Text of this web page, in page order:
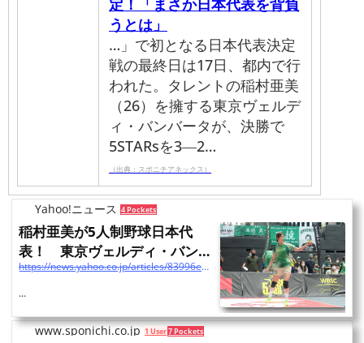
定！「まさか日本代表を背負
うとは」
…」で初となる日本代表決定
戦の最終日は17日、都内で行
われた。タレントの稲村亜美
（26）を擁する東京ヴェルデ
ィ・バンバータが、決勝で
5STARsを3―2…
（出典：スポニチアネックス）
Yahoo!ニュース 4 Pockets
稲村亜美が5人制野球日本代
表！ 東京ヴェルディ・バンバ
ータが決定戦で優勝、アジ... https://news.yahoo.co.jp/articles/83996e0846f1fcf860f8732d8cd940c7795298d9
...
www.sponichi.co.jp 1 User7 Pockets